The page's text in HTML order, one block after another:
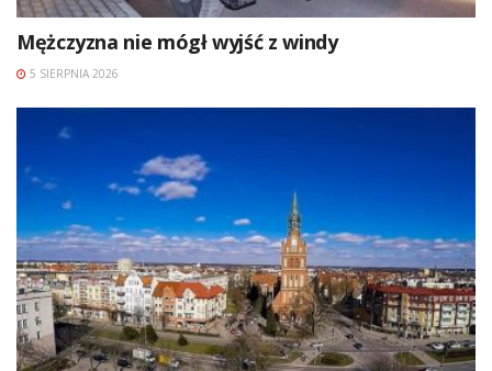
Mężczyzna nie mógł wyjść z windy
5 SIERPNIA 2026